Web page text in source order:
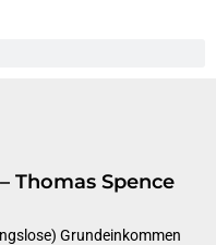
Thomas Spence
Grundeinkommen